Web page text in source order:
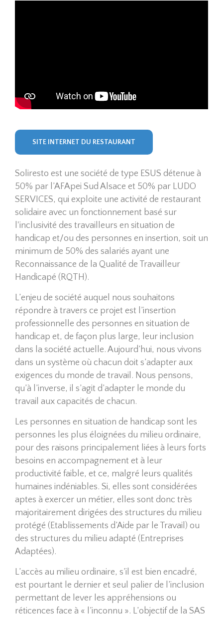
SITE INTERNET DU RESTAURANT
Soliresto est une société de type ESUS détenue à
50% par l’AFApei Sud Alsace et 50% par LUDO
SERVICES, qui exploite une activité de restaurant
solidaire avec un fonctionnement basé sur
l'inclusivité des travailleurs en situation de
handicap et/ou des personnes en insertion, soit un
minimum de 50% des salariés ayant une
Reconnaissance de la Qualité de Travailleur
Handicapé (RQTH).
L’enjeu de société auquel nous souhaitons
répondre à travers ce projet est l’insertion
professionnelle des personnes en situation de
handicap et, de façon plus large, leur inclusion
dans la société actuelle. Aujourd’hui, nous vivons
dans un système où chacun doit s’adapter aux
exigences du monde de travail. Nous pensons,
qu’à l’inverse, il s’agit d’adapter le monde du
travail aux capacités de chacun.
Les personnes en situation de handicap sont les
personnes les plus éloignées du milieu ordinaire,
pour des raisons principalement liées à leurs forts
besoins en accompagnement et à leur
productivité faible, et ce, malgré leurs qualités
humaines indéniables. Si, elles sont considérées
aptes à exercer un métier, elles sont donc très
majoritairement dirigées des structures du milieu
protégé (Etablissements d’Aide par le Travail) ou
des structures du milieu adapté (Entreprises
Adaptées).
L’accès au milieu ordinaire, s’il est bien encadré,
est pourtant le dernier et seul palier de l’inclusion
permettant de lever les appréhensions ou
réticences face à « l’inconnu ». L’objectif de la SAS